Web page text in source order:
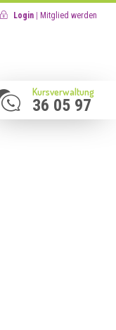
Login Mitglied werden
Kursverwaltung
36 05 97